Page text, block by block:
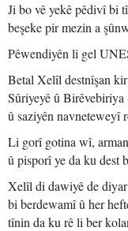
Ji bo vê yekê pêdivî bi
beşeke pir mezin a
Pêwendiyên li gel
Betal Xelîl destnîşan
Sûriyeyê û
û saziyên navneteweyî
Li gorî gotina wî,
û pisporî ye da ku dest
Xelîl di dawiyê de
bi berdewamî û her
tînin da ku rê li ber